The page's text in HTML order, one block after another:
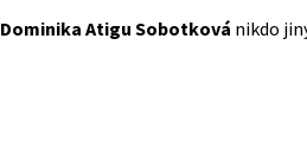
Dominika Atigu Sobotková nikdo